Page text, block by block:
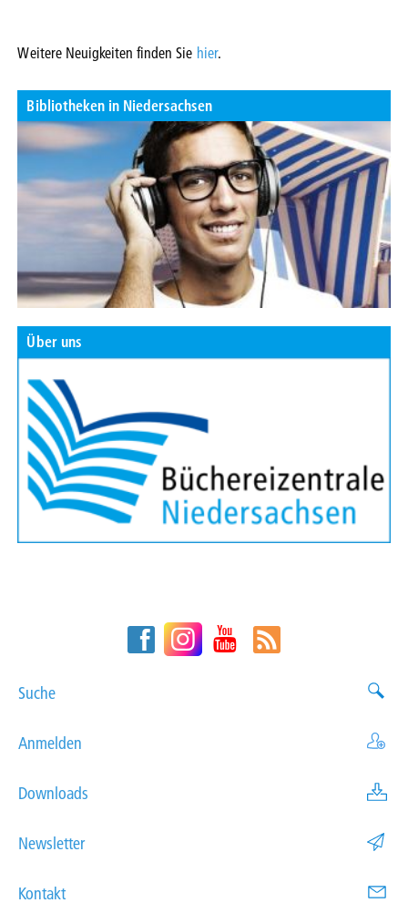
Weitere Neuigkeiten finden Sie hier.
Bibliotheken in Niedersachsen
Über uns
Suche
Anmelden
Downloads
Newsletter
Kontakt